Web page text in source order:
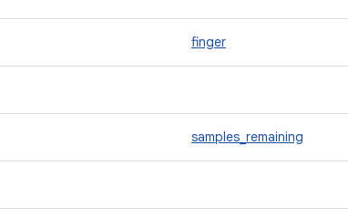
finger
samples_remaining